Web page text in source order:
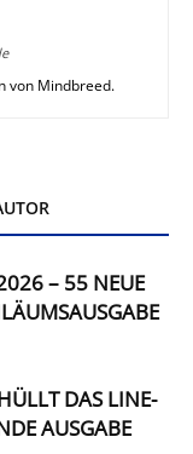
von Mindbreed.
– 55 NEUE
DAS LINE-
AUSGABE